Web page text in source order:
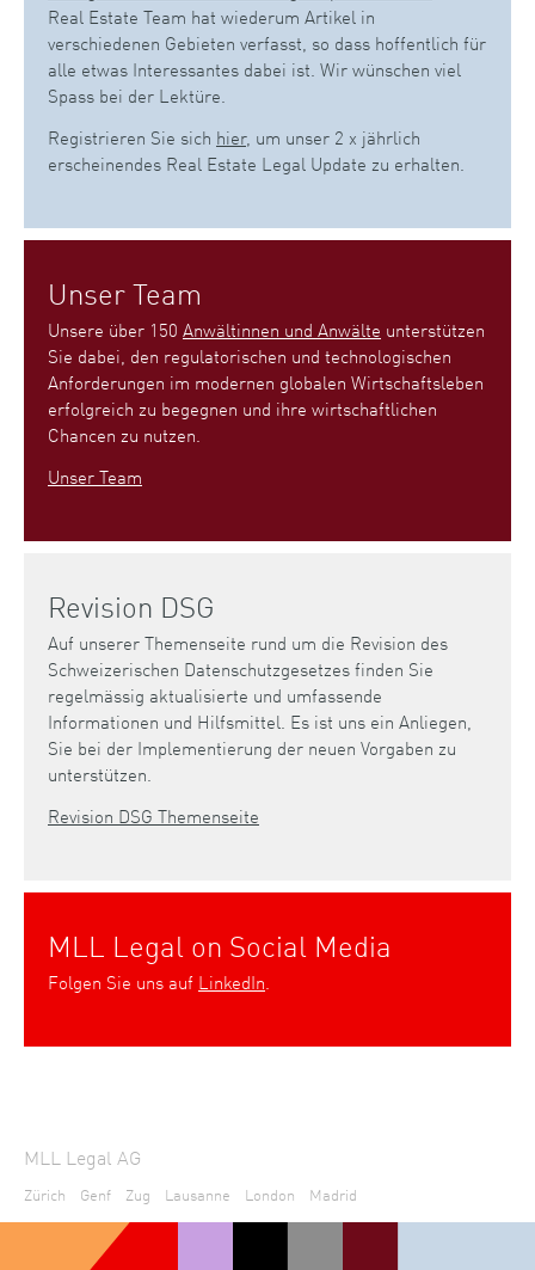
Real Estate Team hat wiederum Artikel in
verschiedenen Gebieten verfasst, so dass hoffentlich für
alle etwas Interessantes dabei ist. Wir wünschen viel
Spass bei der Lektüre.
Registrieren Sie sich hier, um unser 2 x jährlich
erscheinendes Real Estate Legal Update zu erhalten.
Unser Team
Unsere über 150 Anwältinnen und Anwälte unterstützen
Sie dabei, den regulatorischen und technologischen
Anforderungen im modernen globalen Wirtschaftsleben
erfolgreich zu begegnen und ihre wirtschaftlichen
Chancen zu nutzen.
Unser Team
Revision DSG
Auf unserer Themenseite rund um die Revision des
Schweizerischen Datenschutzgesetzes finden Sie
regelmässig aktualisierte und umfassende
Informationen und Hilfsmittel. Es ist uns ein Anliegen,
Sie bei der Implementierung der neuen Vorgaben zu
unterstützen.
Revision DSG Themenseite
MLL Legal on Social Media
Folgen Sie uns auf LinkedIn.
MLL Legal AG
Zürich Genf Zug Lausanne London Madrid